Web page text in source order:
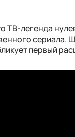
ТВ-легенда
сериала.
первый